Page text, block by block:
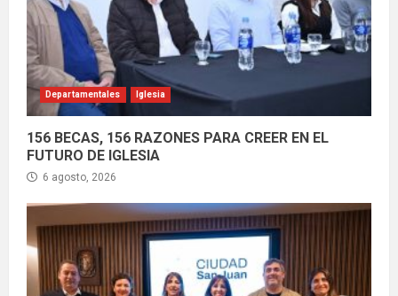
Departamentales Iglesia
156 BECAS, 156 RAZONES PARA CREER EN EL
FUTURO DE IGLESIA
6 agosto, 2026